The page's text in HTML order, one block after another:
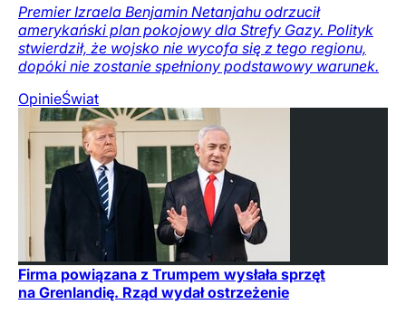
Premier Izraela Benjamin Netanjahu odrzucił
amerykański plan pokojowy dla Strefy Gazy. Polityk
stwierdził, że wojsko nie wycofa się z tego regionu,
dopóki nie zostanie spełniony podstawowy warunek.
OpinieŚwiat
Firma powiązana z Trumpem wysłała sprzęt
na Grenlandię. Rząd wydał ostrzeżenie